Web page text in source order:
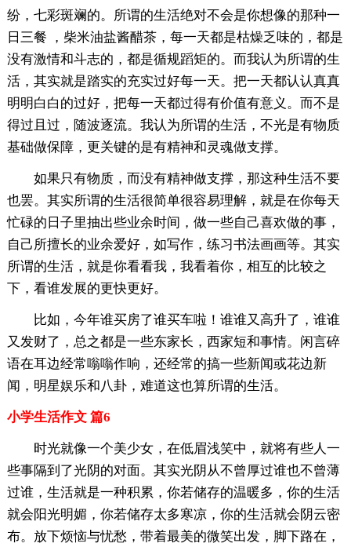
纷，七彩斑斓的。所谓的生活绝对不会是你想像的那种一
日三餐 ，柴米油盐酱醋茶，每一天都是枯燥乏味的，都是
没有激情和斗志的，都是循规蹈矩的。而我认为所谓的生
活，其实就是踏实的充实过好每一天。把一天都认认真真
明明白白的过好，把每一天都过得有价值有意义。而不是
得过且过，随波逐流。我认为所谓的生活，不光是有物质
基础做保障，更关键的是有精神和灵魂做支撑。
如果只有物质，而没有精神做支撑，那这种生活不要
也罢。其实所谓的生活很简单很容易理解，就是在你每天
忙碌的日子里抽出些业余时间，做一些自己喜欢做的事，
自己所擅长的业余爱好，如写作，练习书法画画等。其实
所谓的生活，就是你看看我，我看着你，相互的比较之
下，看谁发展的更快更好。
比如，今年谁买房了谁买车啦！谁谁又高升了，谁谁
又发财了，总之都是一些东家长，西家短和事情。闲言碎
语在耳边经常嗡嗡作响，还经常的搞一些新闻或花边新
闻，明星娱乐和八卦，难道这也算所谓的生活。
小学生活作文 篇6
时光就像一个美少女，在低眉浅笑中，就将有些人一
些事隔到了光阴的对面。其实光阴从不曾厚过谁也不曾薄
过谁，生活就是一种积累，你若储存的温暖多，你的生活
就会阳光明媚，你若储存太多寒凉，你的生活就会阴云密
布。放下烦恼与忧愁，带着最美的微笑出发，脚下路在，